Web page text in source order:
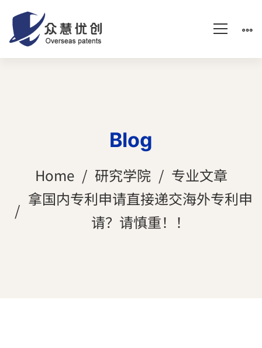
Blog
Home 研究学院
专业文章
拿国内专利申请直接递交海外专利申
请？请慎重！！